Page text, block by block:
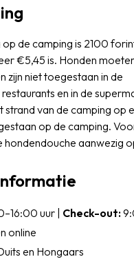
de camping is 2100
€5,45 is. Honden
zijn niet toegestaan in de
en in de
strand van de camping op
op de camping.
hondendouche aanwezig
uur | Check-out:
online
en Hongaars